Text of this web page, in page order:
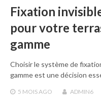
Fixation
pour votre
gamme
Choisir le système de
gamme est une décision
5 MOIS AGO ADMIN6